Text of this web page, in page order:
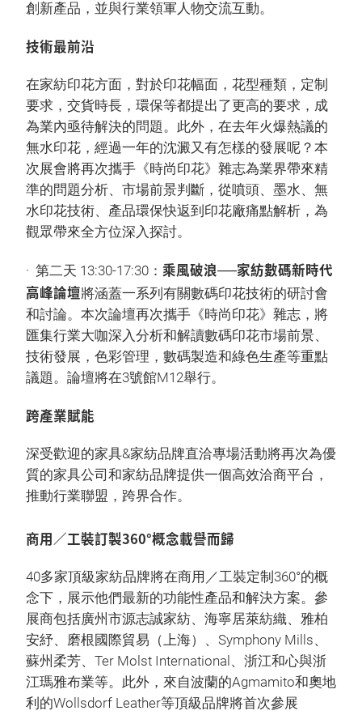
創新產品，並與行業領軍人物交流互動。
技術最前沿
在家紡印花方面，對於印花幅面，花型種類，定制
要求，交貨時長，環保等都提出了更高的要求，成
為業內亟待解決的問題。此外，在去年火爆熱議的
無水印花，經過一年的沈澱又有怎樣的發展呢？本
次展會將再次攜手《時尚印花》雜志為業界帶來精
準的問題分析、市場前景判斷，從噴頭、墨水、無
水印花技術、產品環保快返到印花廠痛點解析，為
觀眾帶來全方位深入探討。
· 第二天 13:30-17:30： 乘風破浪──家紡數碼新時代
高峰論壇將涵蓋一系列有關數碼印花技術的研討會
和討論。本次論壇再次攜手《時尚印花》雜志，將
匯集行業大咖深入分析和解讀數碼印花市場前景、
技術發展，色彩管理，數碼製造和綠色生產等重點
議題。論壇將在3號館M12舉行。
跨產業賦能
深受歡迎的家具&家紡品牌直洽專場活動將再次為優
質的家具公司和家紡品牌提供一個高效洽商平台，
推動行業聯盟，跨界合作。
商用／工裝訂製360°概念載譽而歸
40多家頂級家紡品牌將在商用／工裝定制360°的概
念下，展示他們最新的功能性產品和解決方案。參
展商包括廣州市源志誠家紡、海寧居萊紡織、雅柏
安紓、磨根國際貿易（上海）、Symphony Mills、
蘇州柔芳、Ter Molst International、浙江和心與浙
江瑪雅布業等。此外，來自波蘭的Agmamito和奧地
利的Wollsdorf Leather等頂級品牌將首次參展